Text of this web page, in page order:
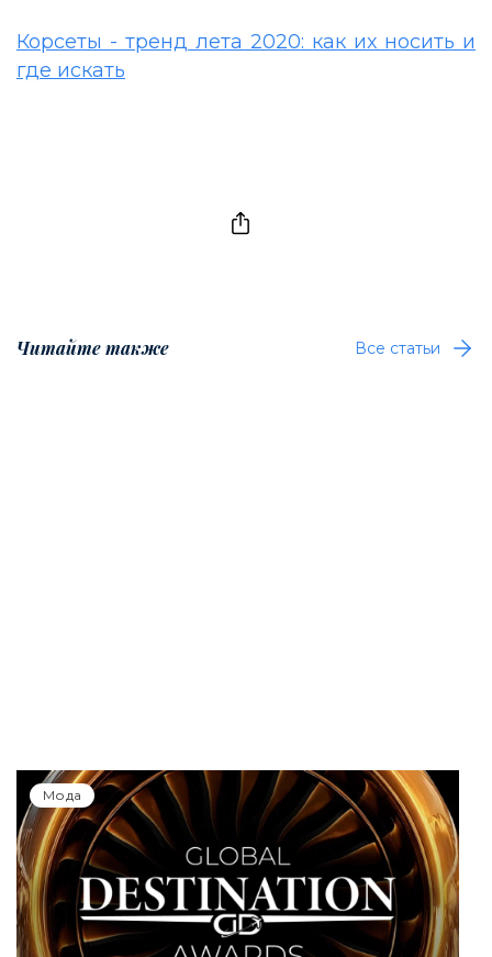
Корсеты - тренд лета 2020: как их носить и
где искать
Читайте также Все статьи
Мода